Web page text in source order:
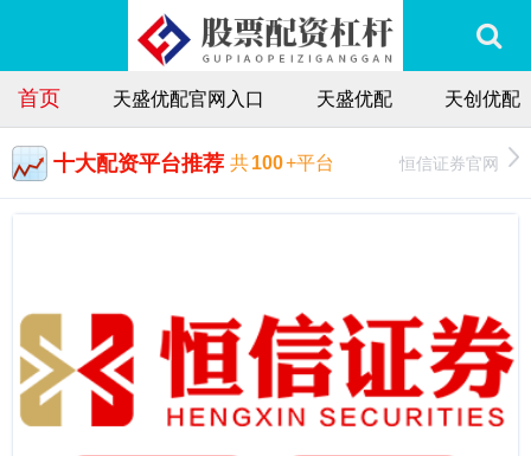
首页 天盛优配官网入口 天盛优配 天创优配
十大配资平台推荐 共100+平台 恒信证券官网